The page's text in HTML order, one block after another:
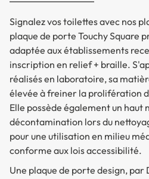
Signalez vos toilettes avec nos
plaque de porte Touchy Square
adaptée aux établissements
inscription en relief + braille.
réalisés en laboratoire, sa
élevée à freiner la prolifération
Elle possède également un haut
décontamination lors du
pour une utilisation en milieu
conforme aux lois accessibilité.
Une plaque de porte design,